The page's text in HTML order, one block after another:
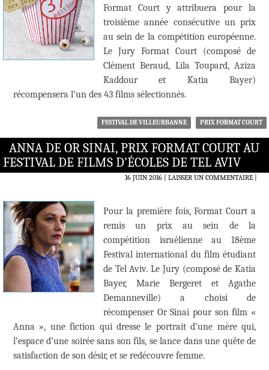
Format Court y attribuera pour la
troisième année consécutive un prix
au sein de la compétition européenne.
Le Jury Format Court (composé de
Clément Beraud, Lila Toupard, Aziza
Kaddour et Katia Bayer)
récompensera l’un des 43 films sélectionnés.
FESTIVAL DE VILLEURBANNE PRIX FORMAT COURT
ANNA DE OR SINAI, PRIX FORMAT COURT AU
FESTIVAL DE FILMS D’ÉCOLES DE TEL AVIV
16 JUIN 2016 LAISSER UN COMMENTAIRE|
Pour la première fois, Format Court a
remis un prix au sein de la
compétition israélienne au 18ème
Festival international du film étudiant
de Tel Aviv. Le Jury (composé de Katia
Bayer, Marie Bergeret et Agathe
Demanneville) a choisi de
récompenser Or Sinai pour son film «
Anna », une fiction qui dresse le portrait d’une mère qui,
l’espace d’une soirée sans son fils, se lance dans une quête de
satisfaction de son désir, et se redécouvre femme.